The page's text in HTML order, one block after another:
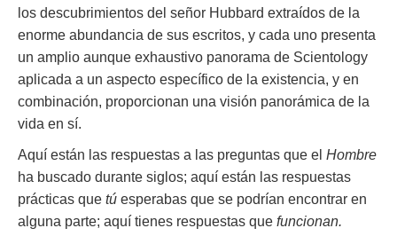
los descubrimientos del señor Hubbard extraídos de la
enorme abundancia de sus escritos, y cada uno presenta
un amplio aunque exhaustivo panorama de Scientology
aplicada a un aspecto específico de la existencia, y en
combinación, proporcionan una visión panorámica de la
vida en sí.
Aquí están las respuestas a las preguntas que el Hombre
ha buscado durante siglos; aquí están las respuestas
prácticas que tú esperabas que se podrían encontrar en
alguna parte; aquí tienes respuestas que funcionan.